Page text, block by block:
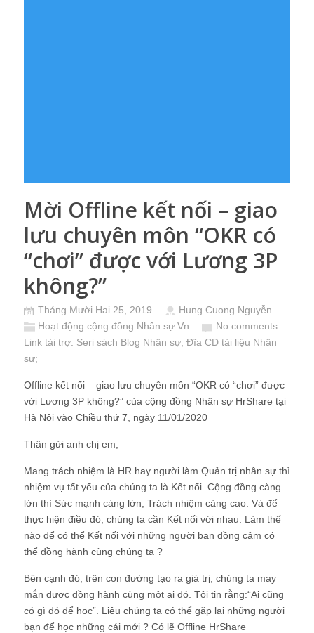
Mời Offline kết nối – giao
lưu chuyên môn “OKR có
“chơi” được với Lương 3P
không?”
Tháng Mười Hai 25, 2019
Hung Cuong Nguyễn
Hoạt động cộng đồng Nhân sự Vn
No comments
Link tài trợ: Seri sách Blog Nhân sự; Đĩa CD tài liệu Nhân
sự;
Offline kết nối – giao lưu chuyên môn “OKR có “chơi” được
với Lương 3P không?” của cộng đồng Nhân sự HrShare tại
Hà Nội vào Chiều thứ 7, ngày 11/01/2020
Thân gửi anh chị em,
Mang trách nhiệm là HR hay người làm Quản trị nhân sự thì
nhiệm vụ tất yếu của chúng ta là Kết nối. Cộng đồng càng
lớn thì Sức mạnh càng lớn, Trách nhiệm càng cao. Và để
thực hiện điều đó, chúng ta cần Kết nối với nhau. Làm thế
nào để có thể Kết nối với những người bạn đồng cảm có
thể đồng hành cùng chúng ta ?
Bên cạnh đó, trên con đường tạo ra giá trị, chúng ta may
mắn được đồng hành cùng một ai đó. Tôi tin rằng:“Ai cũng
có gì đó để học”. Liệu chúng ta có thể gặp lại những người
bạn để học những cái mới ? Có lẽ Offline HrShare